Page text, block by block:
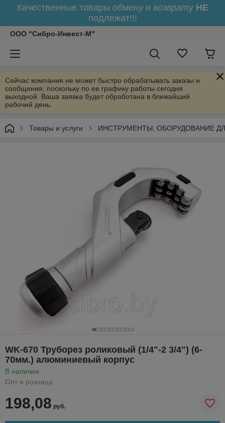
Качественные товары обменуи возврату НЕ
подлежат!!!
ООО "Сибро-Инвест-М"
Сейчас компания не может быстро обрабатывать заказы и
сообщения, поскольку по ее графику работы сегодня
выходной. Ваша заявка будет обработана в ближайший
рабочий день.
Товары и услуги ИНСТРУМЕНТЫ, ОБОРУДОВАНИЕ
WK-670 Труборез роликовый (1/4"-2 3/4") (6-
70мм.) алюминиевый корпус
В наличии
Опт и розница
198,08 руб.